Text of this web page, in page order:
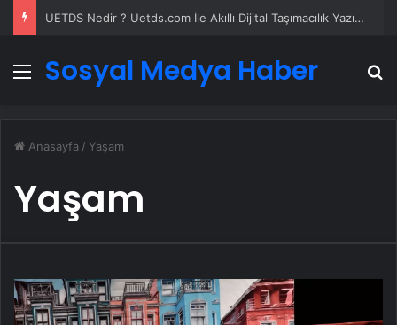
Yeni Dünya Düzensizliği Çağında Türk Dış Politikası ve Hakan Fidan Faktörü
Menü
Sosyal Medya Haber
Anasayfa / Yaşam
Yaşam